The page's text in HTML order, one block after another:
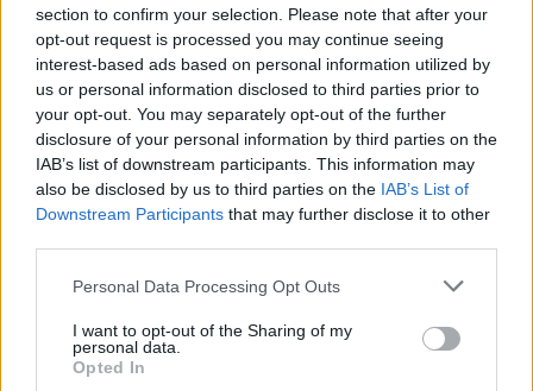
section to confirm your selection. Please note that after your
opt-out request is processed you may continue seeing
interest-based ads based on personal information utilized by
us or personal information disclosed to third parties prior to
your opt-out. You may separately opt-out of the further
disclosure of your personal information by third parties on the
IAB’s list of downstream participants. This information may
also be disclosed by us to third parties on the IAB’s List of
Downstream Participants that may further disclose it to other
Personal Data Processing Opt Outs
I want to opt-out of the Sharing of my
personal data.
Opted In
Repères visuels